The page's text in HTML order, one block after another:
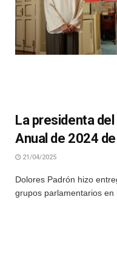
La presidenta
Anual de 2024
21/04/2025
Dolores Padrón hizo
grupos parlamentarios en